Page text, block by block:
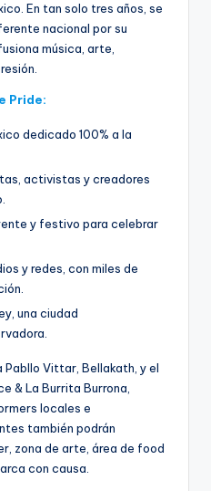
En tan solo tres años, se
nacional por su
música, arte,
Pride:
dedicado 100% a la
activistas y creadores
y festivo para celebrar
y redes, con miles de
una ciudad
Vittar, Bellakath, y el
& La Burrita Burrona,
locales e
también podrán
zona de arte, área de food
con causa.